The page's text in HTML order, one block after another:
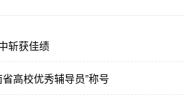
斩获佳绩
高校优秀辅导员”称号